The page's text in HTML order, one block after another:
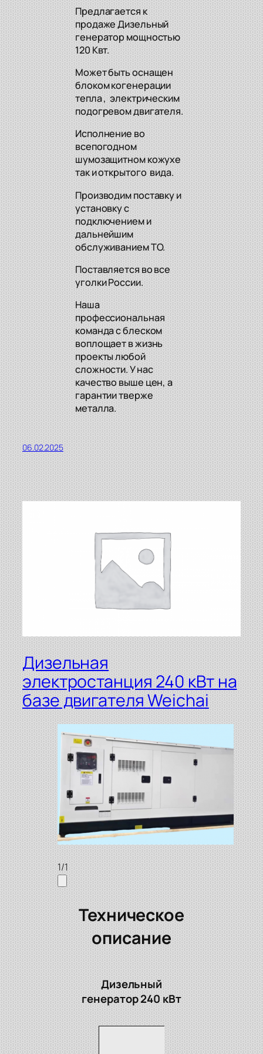
Предлагается к
продаже Дизельный
генератор мощностью
120 Квт.
Может быть оснащен
блоком когенерации
тепла , электрическим
подогревом двигателя.
Исполнение во
всепогодном
шумозащитном кожухе
так и открытого вида.
Производим поставку и
установку с
подключением и
дальнейшим
обслуживанием ТО.
Поставляется во все
уголки России.
Наша
профессиональная
команда с блеском
воплощает в жизнь
проекты любой
сложности. У нас
качество выше цен, а
гарантии тверже
металла.
06.02.2025
Дизельная
электростанция 240 кВт на
базе двигателя Weichai
1/1
Техническое
описание
Дизельный
генератор 240 кВт
Модель